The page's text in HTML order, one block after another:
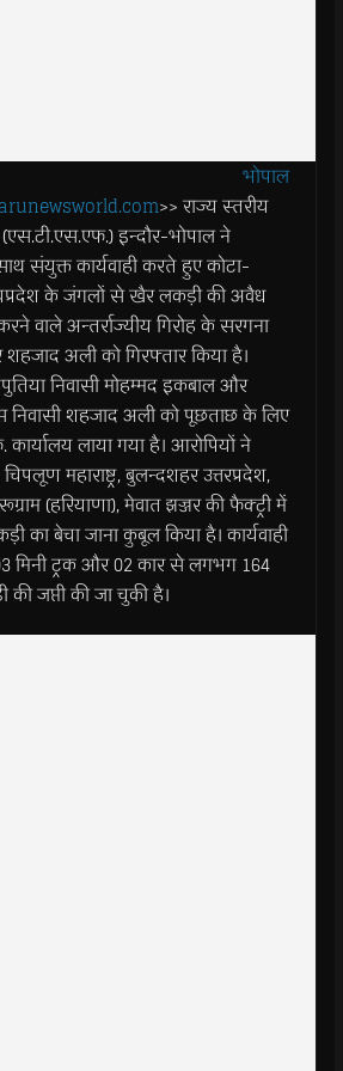
भोपाल
>> राज्य स्तरीय
(एस.टी.एस.एफ.) इन्दौर-भोपाल ने
संयुक्त कार्यवाही करते हुए कोटा-
के जंगलों से खैर लकड़ी की अवैध
वाले अन्तर्राज्यीय गिरोह के सरगना
अली को गिरफ्तार किया है।
निवासी मोहम्मद इकबाल और
निवासी शहजाद अली को पूछताछ के लिए
लाया गया है। आरोपियों ने
महाराष्ट्र, बुलन्दशहर उत्तरप्रदेश,
(हरियाणा), मेवात झज्जर की फैक्ट्री में
बेचा जाना कुबूल किया है। कार्यवाही
मिनी ट्रक और 02 कार से लगभग 164
जप्ती की जा चुकी है।